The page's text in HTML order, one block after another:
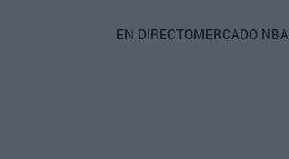
Main
EN DIRECTOMERCADO NBA